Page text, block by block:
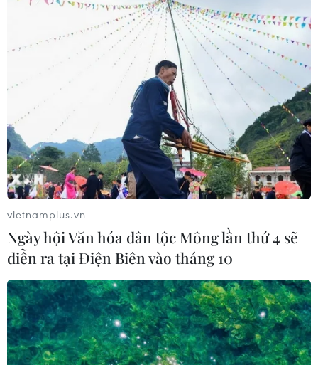
vietnamplus.vn
Ngày hội Văn hóa dân tộc Mông lần thứ 4 sẽ
diễn ra tại Điện Biên vào tháng 10